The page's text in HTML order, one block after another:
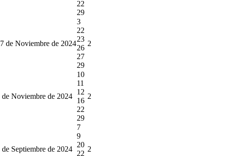
22
29
de Noviembre de 2024
3
22
23
26
27
29
2
Noviembre de 2024
10
11
12
16
22
29
2
Septiembre de 2024
7
9
20
22
2